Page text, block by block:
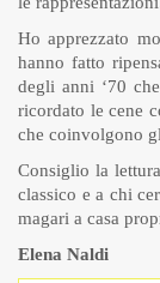
Ho apprezzato
hanno fatto
degli anni ‘70
ricordato le cene
che coinvolgono
Consiglio la
classico e a chi
magari a casa
Elena Naldi